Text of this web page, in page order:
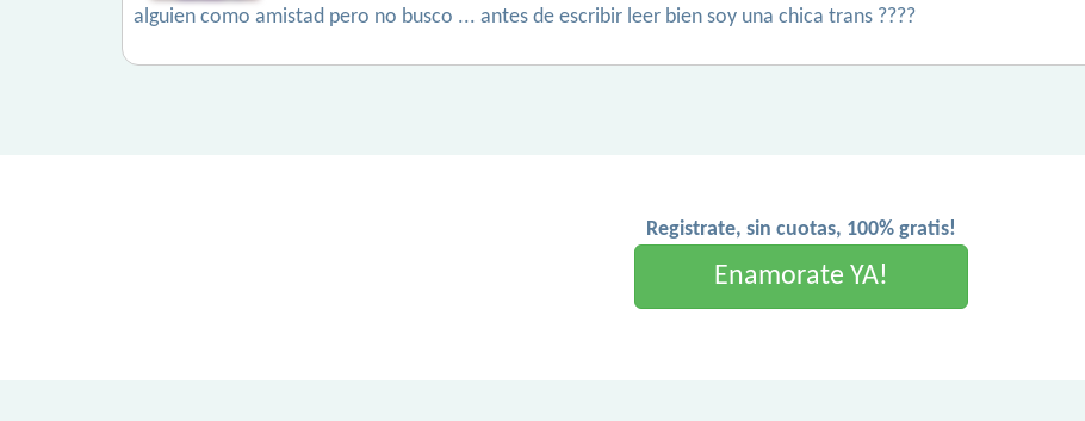
alguien como amistad pero no busco ... antes de escribir leer bien soy una chica trans ????
Registrate, sin cuotas, 100% gratis!
Enamorate YA!